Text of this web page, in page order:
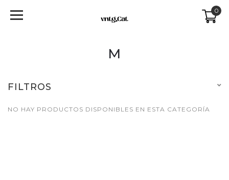
0
M
FILTROS
NO HAY PRODUCTOS DISPONIBLES EN ESTA CATEGORÍA